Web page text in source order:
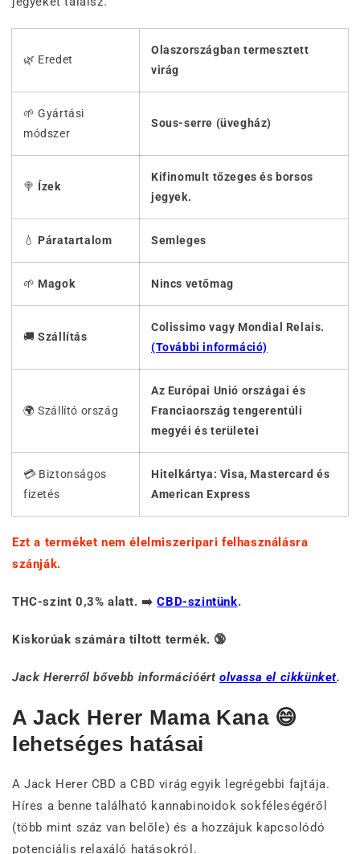
🌿 Eredet
Olaszországban termesztett
virág
🌱 Gyártási
módszer
Sous-serre (üvegház)
🍭 Ízek
Kifinomult tőzeges és borsos
jegyek.
💧 Páratartalom Semleges
🌱 Magok Nincs vetőmag
🚚Szállítás
Colissimo vagy Mondial Relais.
(További információ)
🌍 Szállító ország
Az Európai Unió országai és
Franciaország tengerentúli
megyéi és területei
💳 Biztonságos
fizetés
Hitelkártya: Visa, Mastercard és
American Express
Ezt a terméket nem élelmiszeripari felhasználásra
szánják.
THC-szint 0,3% alatt. ➡️CBD-szintünk.
Kiskorúak számára tiltott termék. 🔞
Jack Hererről bővebb információértolvassa el cikkünket.
A Jack Herer Mama Kana 😄
lehetséges hatásai
A Jack Herer CBD a CBD virág egyik legrégebbi fajtája.
Híres a benne található kannabinoidok sokféleségéről
(több mint száz van belőle) és a hozzájuk kapcsolódó
potenciális relaxáló hatásokról.